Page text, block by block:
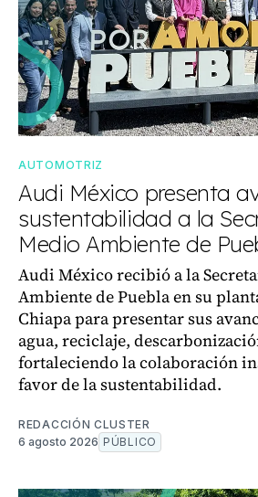
AUTOMOTRIZ
Audi México presenta
sustentabilidad a la
Medio Ambiente de
Audi México recibió a la
Ambiente de Puebla en su
Chiapa para presentar sus
agua, reciclaje,
fortaleciendo la colaboración
favor de la sustentabilidad.
REDACCIÓN CLUSTER
6 agosto 2026 PÚBLICO